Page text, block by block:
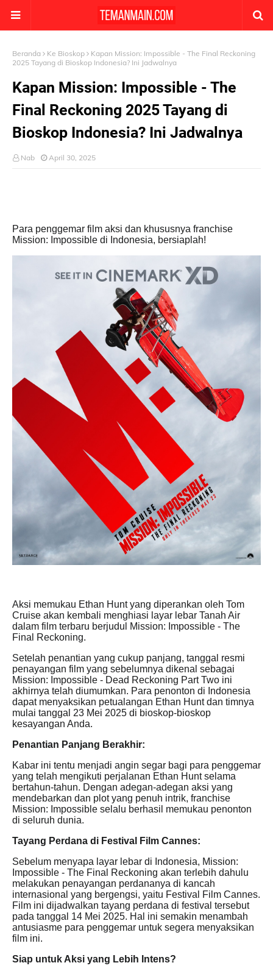
Beranda Ke Bioskop
Kapan Mission: Impossible - The Final Reckoning
2025 Tayang di Bioskop Indonesia? Ini Jadwalnya
Kapan Mission: Impossible - The
Final Reckoning 2025 Tayang di
Bioskop Indonesia? Ini Jadwalnya
Nab April 30, 2025
Para penggemar film aksi dan khususnya franchise
Mission: Impossible di Indonesia, bersiaplah!
Aksi memukau Ethan Hunt yang diperankan oleh Tom
Cruise akan kembali menghiasi layar lebar Tanah Air
dalam film terbaru berjudul
Mission: Impossible - The
Final Reckoning.
Setelah penantian yang cukup panjang, tanggal resmi
penayangan film yang sebelumnya dikenal sebagai
Mission: Impossible - Dead Reckoning Part Two ini
akhirnya telah diumumkan. Para penonton di Indonesia
dapat menyaksikan petualangan Ethan Hunt dan timnya
mulai tanggal 23 Mei 2025 di bioskop-bioskop
kesayangan Anda.
Penantian Panjang Berakhir:
Kabar ini tentu menjadi angin segar bagi para penggemar
yang telah mengikuti perjalanan Ethan Hunt selama
bertahun-tahun. Dengan adegan-adegan aksi yang
mendebarkan dan plot yang penuh intrik, franchise
Mission: Impossible selalu berhasil memukau penonton
di seluruh dunia.
Tayang Perdana di Festival Film Cannes:
Sebelum menyapa layar lebar di Indonesia, Mission:
Impossible - The Final Reckoning akan terlebih dahulu
melakukan penayangan perdananya di kancah
internasional yang bergengsi, yaitu Festival Film Cannes.
Film ini dijadwalkan tayang perdana di festival tersebut
pada tanggal 14 Mei 2025. Hal ini semakin menambah
antusiasme para penggemar untuk segera menyaksikan
film ini.
Siap untuk Aksi yang Lebih Intens?